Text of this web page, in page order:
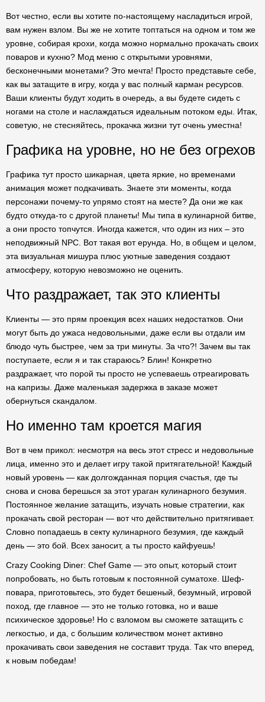
Вот честно, если вы хотите по-настоящему насладиться игрой,
вам нужен взлом. Вы же не хотите топтаться на одном и том же
уровне, собирая крохи, когда можно нормально прокачать своих
поваров и кухню? Мод меню с открытыми уровнями,
бесконечными монетами? Это мечта! Просто представьте себе,
как вы затащите в игру, когда у вас полный карман ресурсов.
Ваши клиенты будут ходить в очередь, а вы будете сидеть с
ногами на столе и наслаждаться идеальным потоком еды. Итак,
советую, не стесняйтесь, прокачка жизни тут очень уместна!
Графика на уровне, но не без огрехов
Графика тут просто шикарная, цвета яркие, но временами
анимация может подкачивать. Знаете эти моменты, когда
персонажи почему-то упрямо стоят на месте? Да они же как
будто откуда-то с другой планеты! Мы типа в кулинарной битве,
а они просто топчутся. Иногда кажется, что один из них – это
неподвижный NPC. Вот такая вот ерунда. Но, в общем и целом,
эта визуальная мишура плюс уютные заведения создают
атмосферу, которую невозможно не оценить.
Что раздражает, так это клиенты
Клиенты — это прям проекция всех наших недостатков. Они
могут быть до ужаса недовольными, даже если вы отдали им
блюдо чуть быстрее, чем за три минуты. За что?! Зачем вы так
поступаете, если я и так стараюсь? Блин! Конкретно
раздражает, что порой ты просто не успеваешь отреагировать
на капризы. Даже маленькая задержка в заказе может
обернуться скандалом.
Но именно там кроется магия
Вот в чем прикол: несмотря на весь этот стресс и недовольные
лица, именно это и делает игру такой притягательной! Каждый
новый уровень — как долгожданная порция счастья, где ты
снова и снова берешься за этот ураган кулинарного безумия.
Постоянное желание затащить, изучать новые стратегии, как
прокачать свой ресторан — вот что действительно притягивает.
Словно попадаешь в секту кулинарного безумия, где каждый
день — это бой. Всех заносит, а ты просто кайфуешь!
Crazy Cooking Diner: Chef Game — это опыт, который стоит
попробовать, но быть готовым к постоянной суматохе. Шеф-
повара, приготовьтесь, это будет бешеный, безумный, игровой
поход, где главное — это не только готовка, но и ваше
психическое здоровье! Но с взломом вы сможете затащить с
легкостью, и да, с большим количеством монет активно
прокачивать свои заведения не составит труда. Так что вперед,
к новым победам!